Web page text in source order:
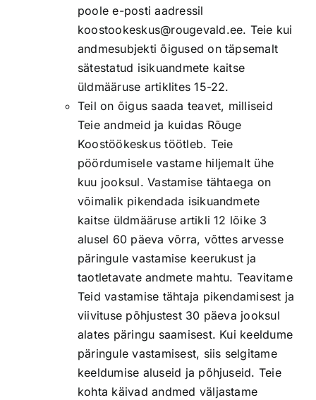
poole e-posti aadressil
koostookeskus@rougevald.ee. Teie kui
andmesubjekti õigused on täpsemalt
sätestatud isikuandmete kaitse
üldmääruse artiklites 15-22.
Teil on õigus saada teavet, milliseid
Teie andmeid ja kuidas Rõuge
Koostöökeskus töötleb. Teie
pöördumisele vastame hiljemalt ühe
kuu jooksul. Vastamise tähtaega on
võimalik pikendada isikuandmete
kaitse üldmääruse artikli 12 lõike 3
alusel 60 päeva võrra, võttes arvesse
päringule vastamise keerukust ja
taotletavate andmete mahtu. Teavitame
Teid vastamise tähtaja pikendamisest ja
viivituse põhjustest 30 päeva jooksul
alates päringu saamisest. Kui keeldume
päringule vastamisest, siis selgitame
keeldumise aluseid ja põhjuseid. Teie
kohta käivad andmed väljastame